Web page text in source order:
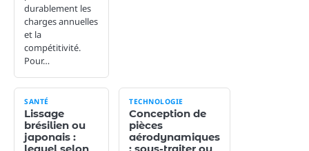
durablement les
charges annuelles
et la
compétitivité.
Pour…
SANTÉ
Lissage
brésilien ou
japonais :
TECHNOLOGIE
Conception de
pièces
aérodynamiques